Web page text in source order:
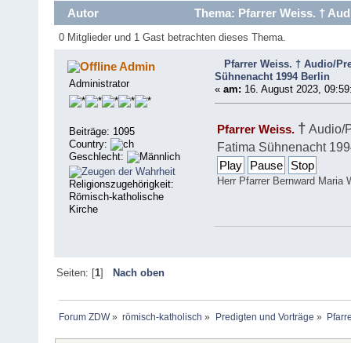
Autor Thema: Pfarrer Weiss. †
0 Mitglieder und 1 Gast betrachten dieses Thema.
Admin
Administrator
Beiträge: 1095
Country:
Geschlecht:
Religionszugehörigkeit:
Römisch-katholische
Kirche
Pfarrer Weiss. † Audio/
Sühnenacht 1994 Berlin
« am: 16. August 2023,
Pfarrer Weiss. † Audio/
Fatima Sühnenacht
Play
Pause Stop
Herr Pfarrer Bernward Maria
Seiten: [1] Nach oben
Forum ZDW» römisch-katholisch » Predigten und Vorträge »